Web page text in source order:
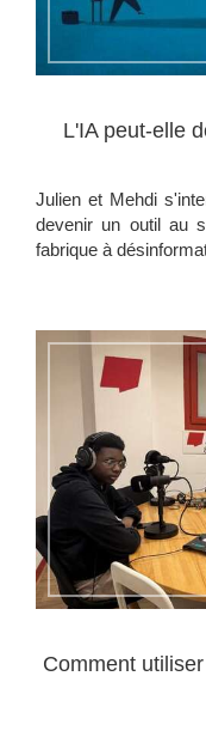
L'IA peut-elle
Julien et Mehdi
devenir un outil au
fabrique à
Comment